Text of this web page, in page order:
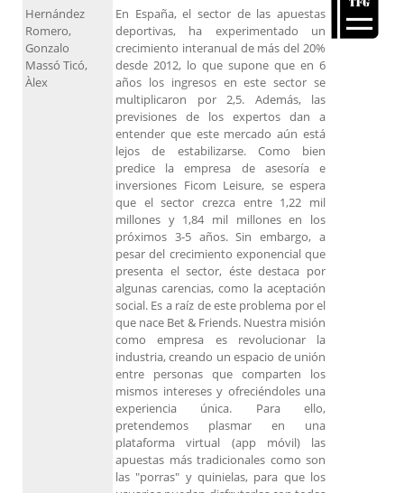
Hernández
Romero,
Gonzalo
Massó Ticó,
Àlex
En España, el sector de las apuestas
deportivas, ha experimentado un
crecimiento interanual de más del 20%
desde 2012, lo que supone que en 6
años los ingresos en este sector se
multiplicaron por 2,5. Además, las
previsiones de los expertos dan a
entender que este mercado aún está
lejos de estabilizarse. Como bien
predice la empresa de asesoría e
inversiones Ficom Leisure, se espera
que el sector crezca entre 1,22 mil
millones y 1,84 mil millones en los
próximos 3-5 años. Sin embargo, a
pesar del crecimiento exponencial que
presenta el sector, éste destaca por
algunas carencias, como la aceptación
social. Es a raíz de este problema por el
que nace Bet & Friends. Nuestra misión
como empresa es revolucionar la
industria, creando un espacio de unión
entre personas que comparten los
mismos intereses y ofreciéndoles una
experiencia única. Para ello,
pretendemos plasmar en una
plataforma virtual (app móvil) las
apuestas más tradicionales como son
las "porras" y quinielas, para que los